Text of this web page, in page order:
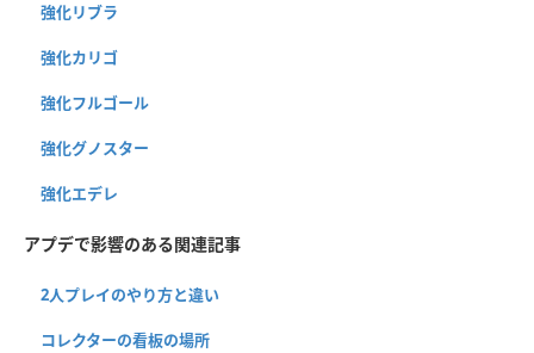
強化リブラ
強化カリゴ
強化フルゴール
強化グノスター
強化エデレ
アプデで影響のある関連記事
2人プレイのやり方と違い
コレクターの看板の場所